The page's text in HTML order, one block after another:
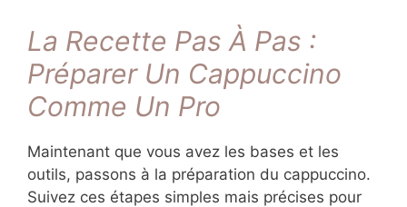
La Recette Pas À Pas :
Préparer Un Cappuccino
Comme Un Pro
Maintenant que vous avez les bases et les
outils, passons à la préparation du cappuccino.
Suivez ces étapes simples mais précises pour